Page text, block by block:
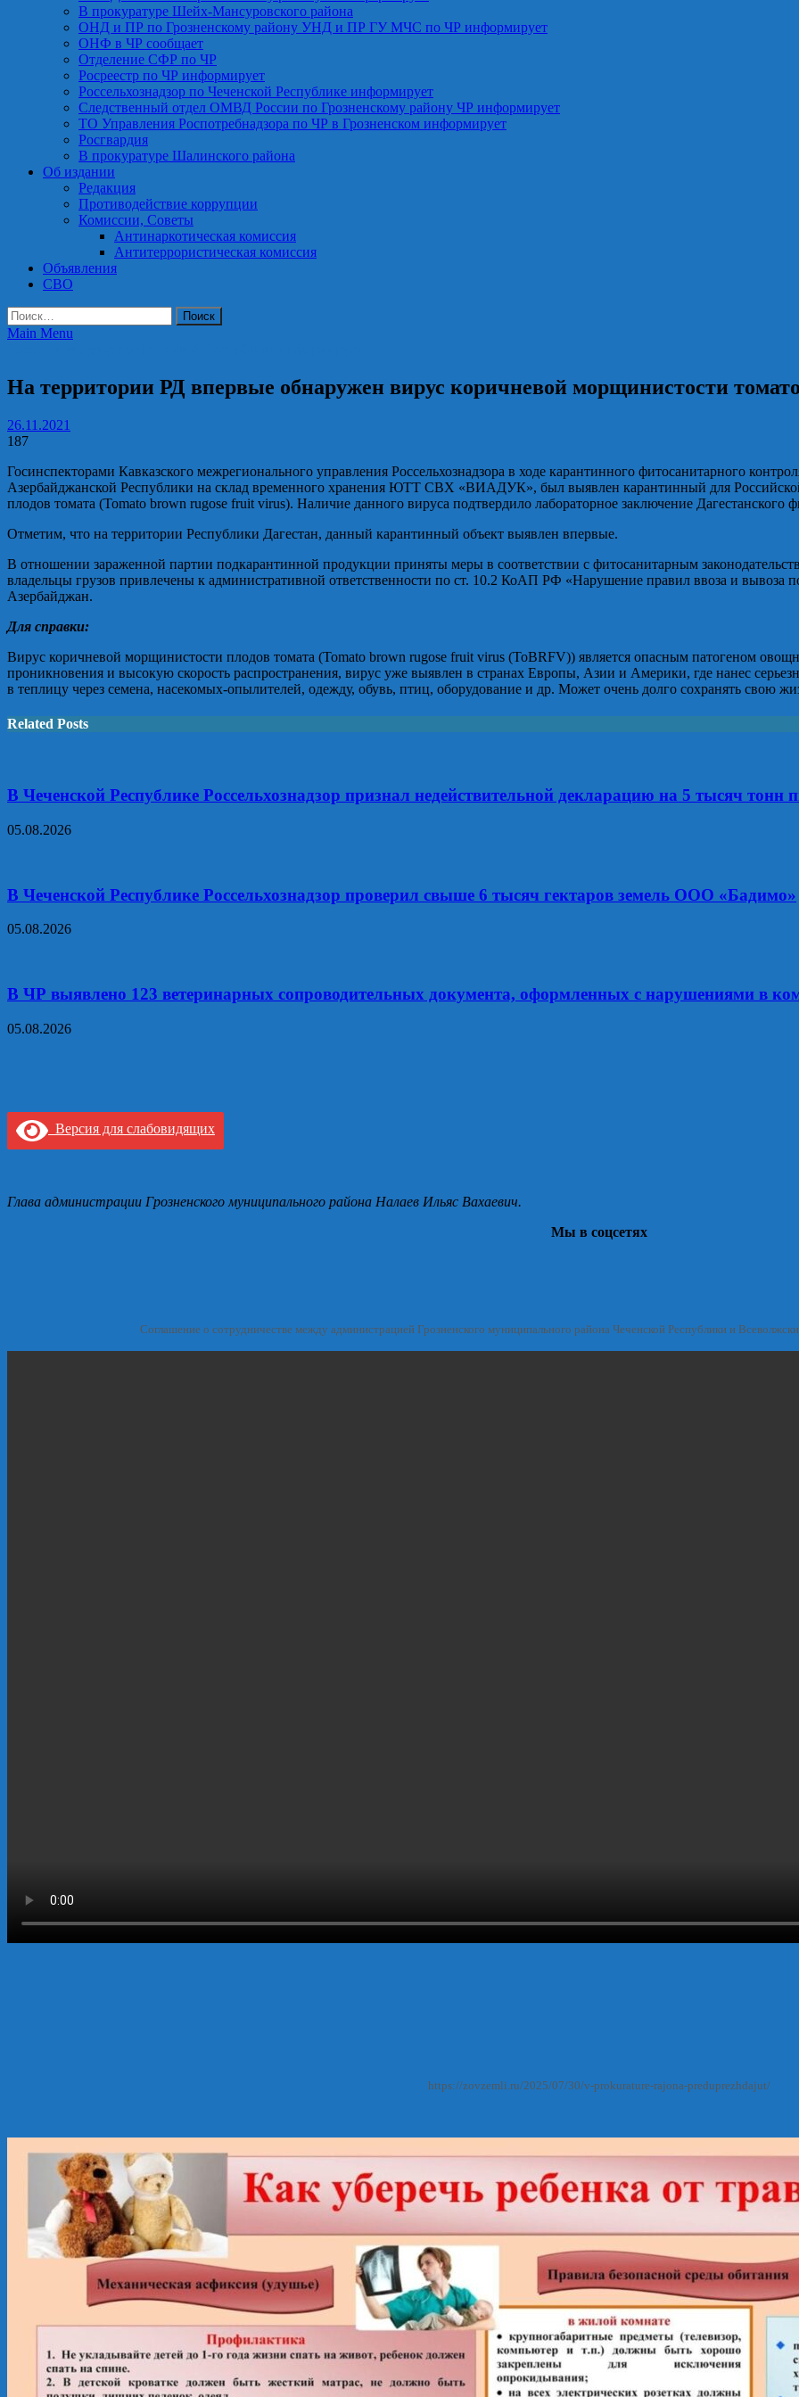
В прокуратуре Шейх-Мансуровского района
ОНД и ПР по Грозненскому району УНД и ПР ГУ МЧС по ЧР информирует
ОНФ в ЧР сообщает
Отделение СФР по ЧР
Росреестр по ЧР информирует
Россельхознадзор по Чеченской Республике информирует
Следственный отдел ОМВД России по Грозненскому району ЧР информирует
ТО Управления Роспотребнадзора по ЧР в Грозненском информирует
Росгвардия
В прокуратуре Шалинского района
Об издании
Редакция
Противодействие коррупции
Комиссии, Советы
Антинаркотическая комиссия
Антитеррористическая комиссия
Объявления
СВО
Найти:
Main Menu
На территории РД впервые обнаружен вирус коричневой морщинистости
26.11.2021
187
Госинспекторами Кавказского межрегионального управления Россельхознадзора в ходе карантинного фитосанитарного
Азербайджанской Республики на склад временного хранения ЮТТ СВХ «ВИАДУК», был выявлен карантинный для
плодов томата (Tomato brown rugose fruit virus). Наличие данного вируса подтвердило лабораторное заключение
Отметим, что на территории Республики Дагестан, данный карантинный объект выявлен впервые.
В отношении зараженной партии подкарантинной продукции приняты меры в соответствии с фитосанитарным
владельцы грузов привлечены к административной ответственности по ст. 10.2 КоАП РФ «Нарушение правил ввоза и вывоза
Азербайджан.
Для справки:
Вирус коричневой морщинистости плодов томата (Tomato brown rugose fruit virus (ToBRFV)) является опасным патогеном
проникновения и высокую скорость распространения, вирус уже выявлен в странах Европы, Азии и Америки, где нанес
в теплицу через семена, насекомых-опылителей, одежду, обувь, птиц, оборудование и др. Может очень долго сохранять свою
Related Posts
В Чеченской Республике Россельхознадзор признал недействительной декларацию на 5 тысяч тонн
05.08.2026
В Чеченской Республике Россельхознадзор проверил свыше 6 тысяч гектаров земель ООО «Бадимо»
05.08.2026
В ЧР выявлено 123 ветеринарных сопроводительных документа, оформленных с нарушениями в
05.08.2026
Версия для слабовидящих
Глава администрации Грозненского муниципального района Налаев Ильяс Вахаевич.
Мы в соцсетях
Соглашение о сотрудничестве между администрацией Грозненского муниципального района Чеченской Республики и
https://zovzemli.ru/2025/07/30/v-prokurature-rajona-preduprezhdajut/